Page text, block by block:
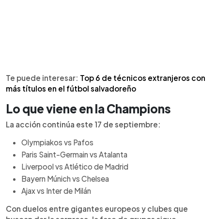
Te puede interesar: Top 6 de técnicos extranjeros con
más títulos en el fútbol salvadoreño
Lo que viene en la Champions
La acción continúa este 17 de septiembre:
Olympiakos vs Pafos
Paris Saint-Germain vs Atalanta
Liverpool vs Atlético de Madrid
Bayern Múnich vs Chelsea
Ajax vs Inter de Milán
Con duelos entre gigantes europeos y clubes que